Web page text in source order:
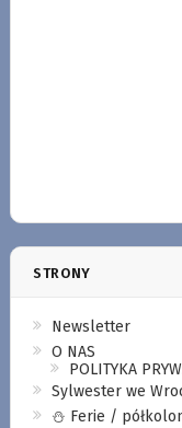
STRONY
Newsletter
O NAS
POLITYKA
Sylwester we
⛄️ Ferie /